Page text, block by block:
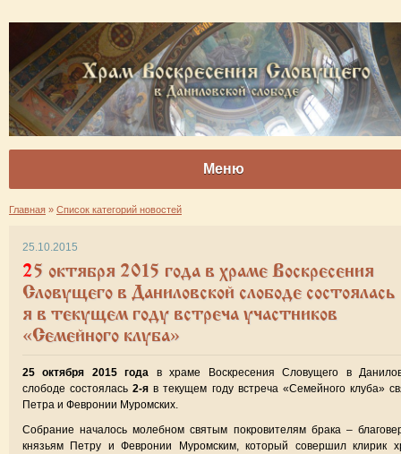
Меню
Главная » Список категорий новостей
25.10.2015
25 октября 2015 года в храме Воскресения
Словущего в Даниловской слободе
я в текущем году встреча участников
«Семейного клуба»
25 октября 2015 года в храме Воскресения Словущего в
слободе состоялась2-я в текущем году встреча «Семейного клуба»
Петра и Февронии Муромских.
Собрание началось молебном святым покровителям брака –
князьям Петру и Февронии Муромским, который совершил клирик